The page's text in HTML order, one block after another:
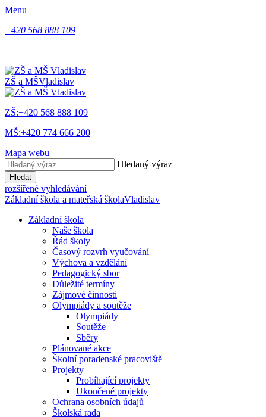
Menu
+420 568 888 109
ZŠ a MŠVladislav
ZŠ:+420 568 888 109
MŠ:+420 774 666 200
Mapa webu
Hledaný výraz
Hledat
rozšířené vyhledávání
Základní škola a mateřská školaVladislav
Základní škola
Naše škola
Řád školy
Časový rozvrh vyučování
Výchova a vzdělání
Pedagogický sbor
Důležité termíny
Zájmové činnosti
Olympiády a soutěže
Olympiády
Soutěže
Sběry
Plánované akce
Školní poradenské pracoviště
Projekty
Probíhající projekty
Ukončené projekty
Ochrana osobních údajů
Školská rada